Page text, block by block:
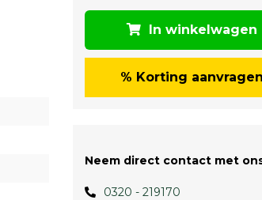
In winkelwagen
% Korting aanvragen
Neem direct contact met
0320 - 219170